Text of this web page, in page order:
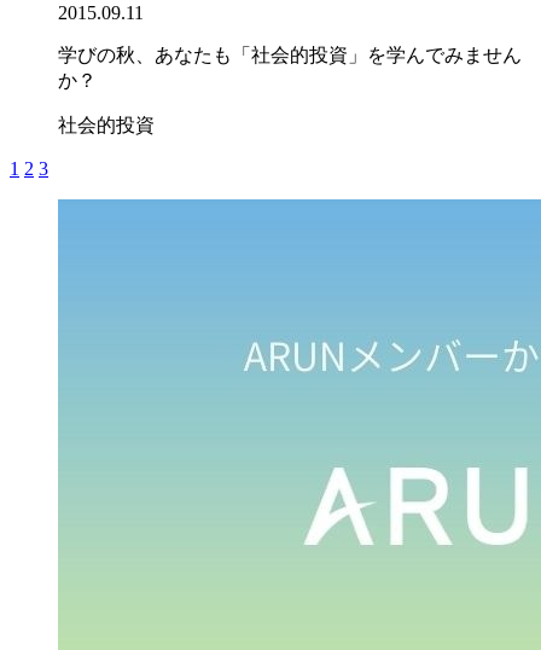
2015.09.11
学びの秋、あなたも「社会的投資」を学んでみません
か？
社会的投資
1 2 3